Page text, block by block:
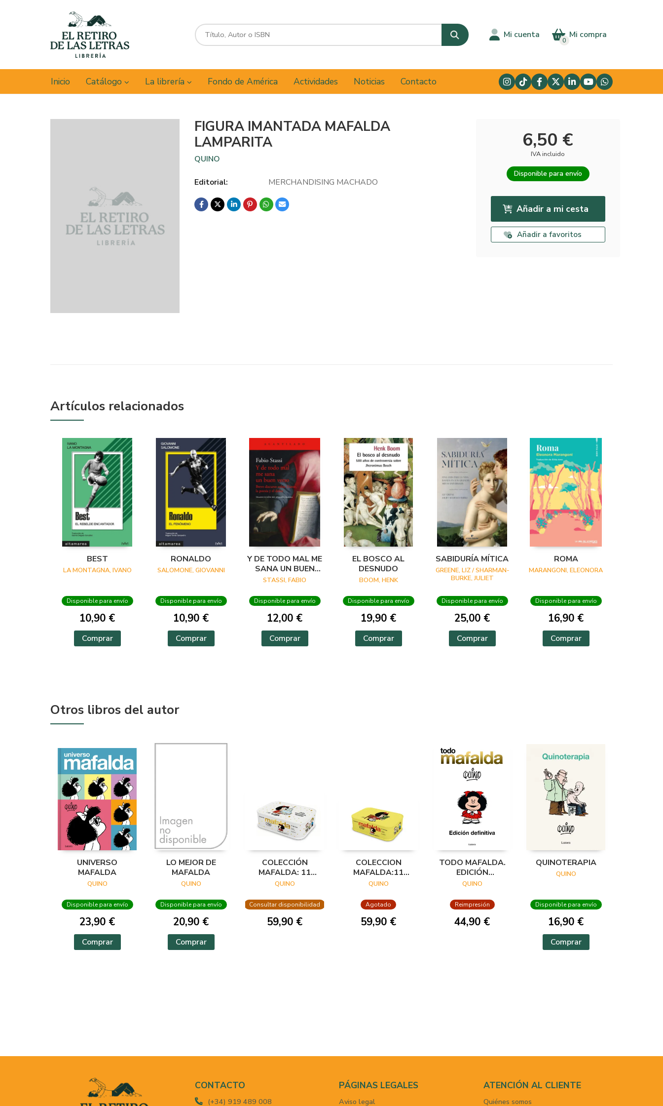
Mi cuenta Mi compra
0
Inicio Catálogo La librería Fondo de América Actividades Noticias Contacto
FIGURA IMANTADA MAFALDA
LAMPARITA
QUINO
Editorial: MERCHANDISING MACHADO
6,50 €
IVA incluido
Disponible para envío
Añadir a mi cesta
Añadir a favoritos
Artículos relacionados
BEST
LA MONTAGNA, IVANO
Disponible para envío
10,90 €
Comprar
RONALDO
SALOMONE, GIOVANNI
Disponible para envío
10,90 €
Comprar
Y DE TODO MAL ME
SANA UN BUEN
VERSO
STASSI, FABIO
Disponible para envío
12,00 €
Comprar
EL BOSCO AL
DESNUDO
BOOM, HENK
Disponible para envío
19,90 €
Comprar
SABIDURÍA MÍTICA
GREENE, LIZ / SHARMAN-
BURKE, JULIET
Disponible para envío
25,00 €
Comprar
ROMA
MARANGONI, ELEONORA
Disponible para envío
16,90 €
Comprar
Otros libros del autor
UNIVERSO
MAFALDA
QUINO
Disponible para envío
23,90 €
Comprar
LO MEJOR DE
MAFALDA
QUINO
Disponible para envío
20,90 €
Comprar
COLECCIÓN
MAFALDA: 11
TOMOS EN UNA
(EDICIÓN ¡FELIZ
ANIVERSARIO, MAF
QUINO
Consultar disponibilidad
59,90 €
COLECCION
MAFALDA:11
TOMOS (LATA
QUINO
Agotado
59,90 €
TODO MAFALDA.
EDICIÓN
DEFINITIVA
QUINO
Reimpresión
44,90 €
QUINOTERAPIA
QUINO
Disponible para envío
16,90 €
Comprar
CONTACTO
(+34) 919 489 008
PÁGINAS LEGALES
Aviso legal
ATENCIÓN AL CLIENTE
Quiénes somos